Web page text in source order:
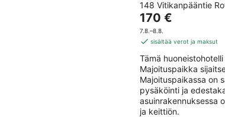
148 Vitikanpääntie
Hinta
on
170 €
yö
170 €
7.8.–8.8.
sisältää verot ja maksut
Tämä
Majoituspaikka
Majoituspaikassa on
pysäköinti ja
asuinrakennuksessa
ja keittiön.